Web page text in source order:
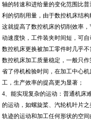
轴的转速和进给量的变化范围比
利的切削用量，由于数控机床结
这就提高了数控机床的切削效率
动速度快，工件装夹时间短，可
数控机床更换被加工零件时几乎
数控机床加工质量稳定，一般只
省了停机检验时间，在加工中心
工，生产效率的提高更为显著；
4、能实现复杂的运动：普通机床
的运动，如螺旋桨、汽轮机叶片
轨迹的运动和加工任何形状的空